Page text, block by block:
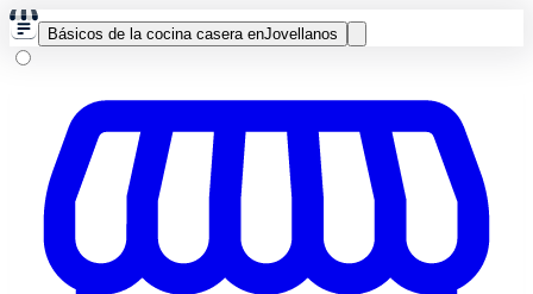
Básicos de la cocina casera enJovellanos